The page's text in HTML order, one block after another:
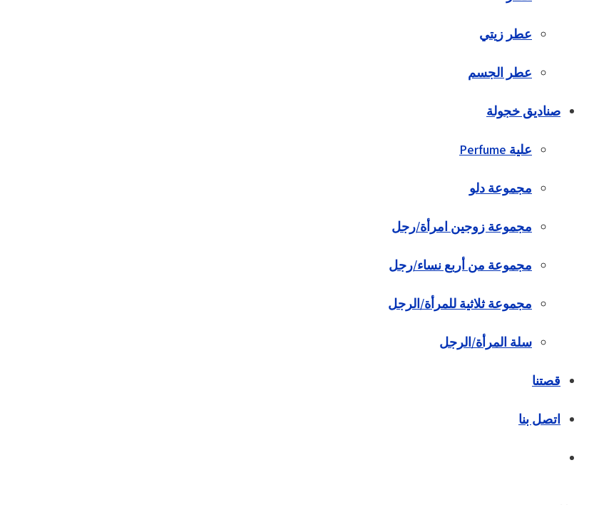
عطر زيتي
عطر الجسم
صناديق خجولة
علية Perfume
مجموعة دلو
مجموعة زوجين امرأة/رجل
مجموعة من أربع نساء/رجل
مجموعة ثلاثية للمرأة/الرجل
سلة المرأة/الرجل
قصتنا
اتصل بنا